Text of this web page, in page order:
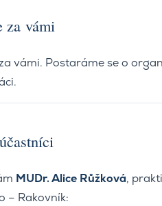
za vámi
vámi. Postaráme se o
MUDr. Alice Růžková,
– Rakovník: